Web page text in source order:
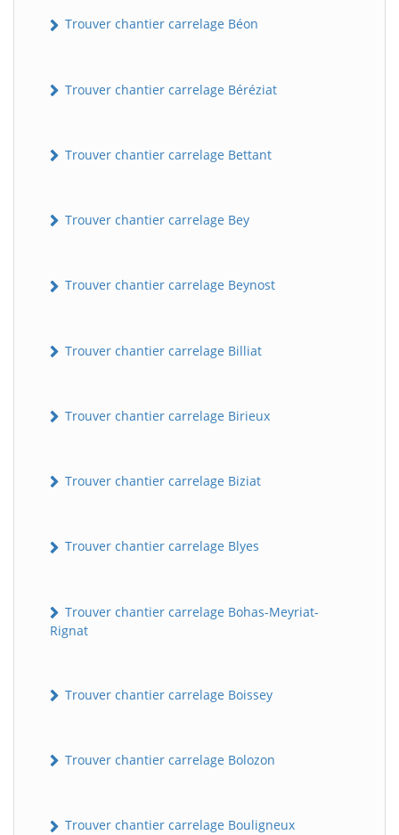
Trouver chantier carrelage Béon
Trouver chantier carrelage Béréziat
Trouver chantier carrelage Bettant
Trouver chantier carrelage Bey
Trouver chantier carrelage Beynost
Trouver chantier carrelage Billiat
Trouver chantier carrelage Birieux
Trouver chantier carrelage Biziat
Trouver chantier carrelage Blyes
Trouver chantier carrelage Bohas-Meyriat-
Rignat
Trouver chantier carrelage Boissey
Trouver chantier carrelage Bolozon
Trouver chantier carrelage Bouligneux